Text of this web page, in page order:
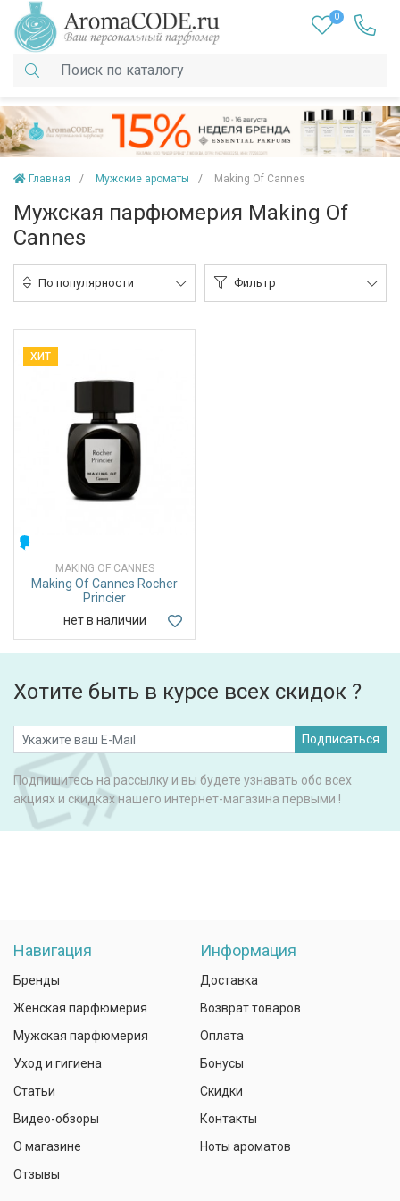
0
Главная Мужские ароматы Making Of Cannes
Мужская парфюмерия Making Of
Cannes
По популярности Фильтр
ХИТ
MAKING OF CANNES
Making Of Cannes Rocher
Princier
нет в наличии
Хотите быть в курсе всех скидок ?
Подписаться
Подпишитесь на рассылку и вы будете узнавать обо всех
акциях и скидках нашего интернет-магазина первыми !
Навигация
Бренды
Женская парфюмерия
Мужская парфюмерия
Уход и гигиена
Статьи
Видео-обзоры
О магазине
Отзывы
Информация
Доставка
Возврат товаров
Оплата
Бонусы
Скидки
Контакты
Ноты ароматов